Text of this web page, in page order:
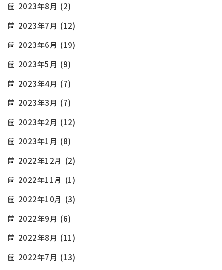
2023年8月 (2)
2023年7月 (12)
2023年6月 (19)
2023年5月 (9)
2023年4月 (7)
2023年3月 (7)
2023年2月 (12)
2023年1月 (8)
2022年12月 (2)
2022年11月 (1)
2022年10月 (3)
2022年9月 (6)
2022年8月 (11)
2022年7月 (13)